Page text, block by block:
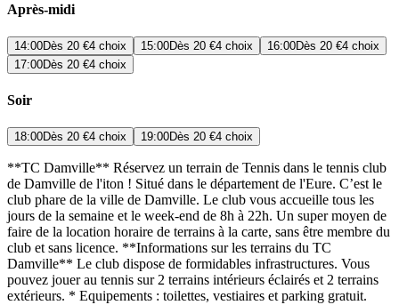
Après-midi
14:00Dès 20 €4 choix 15:00Dès 20 €4 choix 16:00Dès 20 €4 choix
17:00Dès 20 €4 choix
Soir
18:00Dès 20 €4 choix 19:00Dès 20 €4 choix
**TC Damville** Réservez un terrain de Tennis dans le tennis club
de Damville de l'iton ! Situé dans le département de l'Eure. C’est le
club phare de la ville de Damville. Le club vous accueille tous les
jours de la semaine et le week-end de 8h à 22h. Un super moyen de
faire de la location horaire de terrains à la carte, sans être membre du
club et sans licence. **Informations sur les terrains du TC
Damville** Le club dispose de formidables infrastructures. Vous
pouvez jouer au tennis sur 2 terrains intérieurs éclairés et 2 terrains
extérieurs. * Equipements : toilettes, vestiaires et parking gratuit.